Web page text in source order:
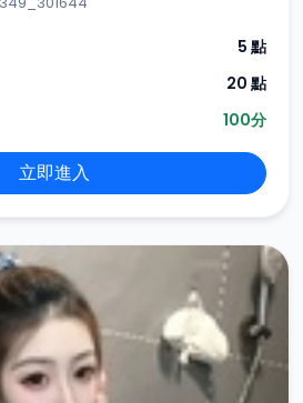
5 點
20 點
100分
立即進入